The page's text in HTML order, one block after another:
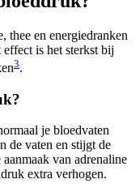
en energiedranken
is het sterkst bij
3.
je bloedvaten
de vaten en stijgt de
van adrenaline
extra verhogen.